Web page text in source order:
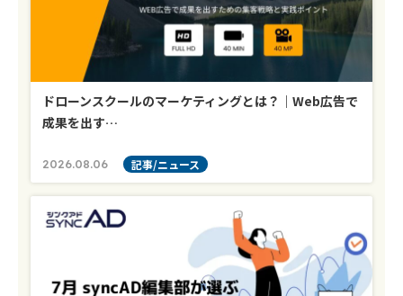
ドローンスクールのマーケティングとは？｜Web広告で
成果を出す…
2026.08.06 記事/ニュース